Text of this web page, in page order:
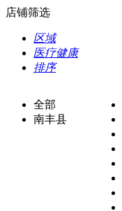
店铺筛选
区域
医疗健康
排序
全部
南丰县